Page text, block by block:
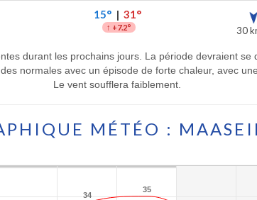
15°| 31°
↑ +7.2° 30
durant les prochains jours. La période devraient se
normales avec un épisode de forte chaleur, avec
Le vent soufflera faiblement.
MÉTÉO :
34
34
35
35